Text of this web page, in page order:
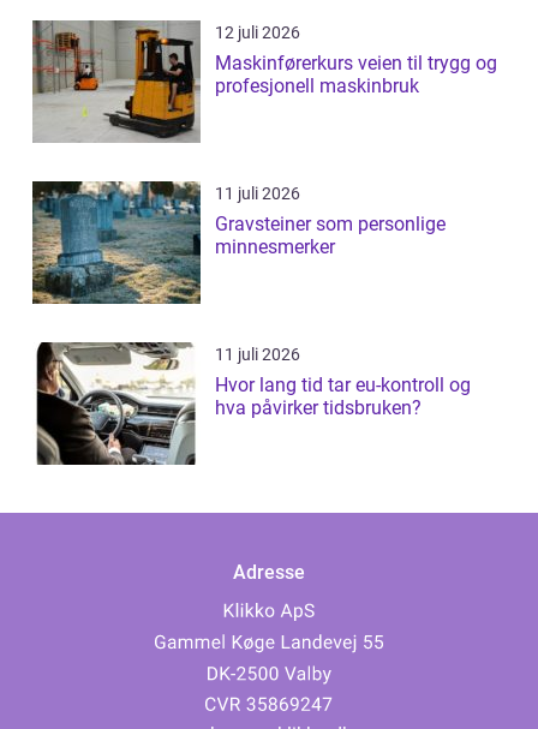
12 juli 2026
Maskinførerkurs veien til trygg og
profesjonell maskinbruk
11 juli 2026
Gravsteiner som personlige
minnesmerker
11 juli 2026
Hvor lang tid tar eu-kontroll og
hva påvirker tidsbruken?
Adresse